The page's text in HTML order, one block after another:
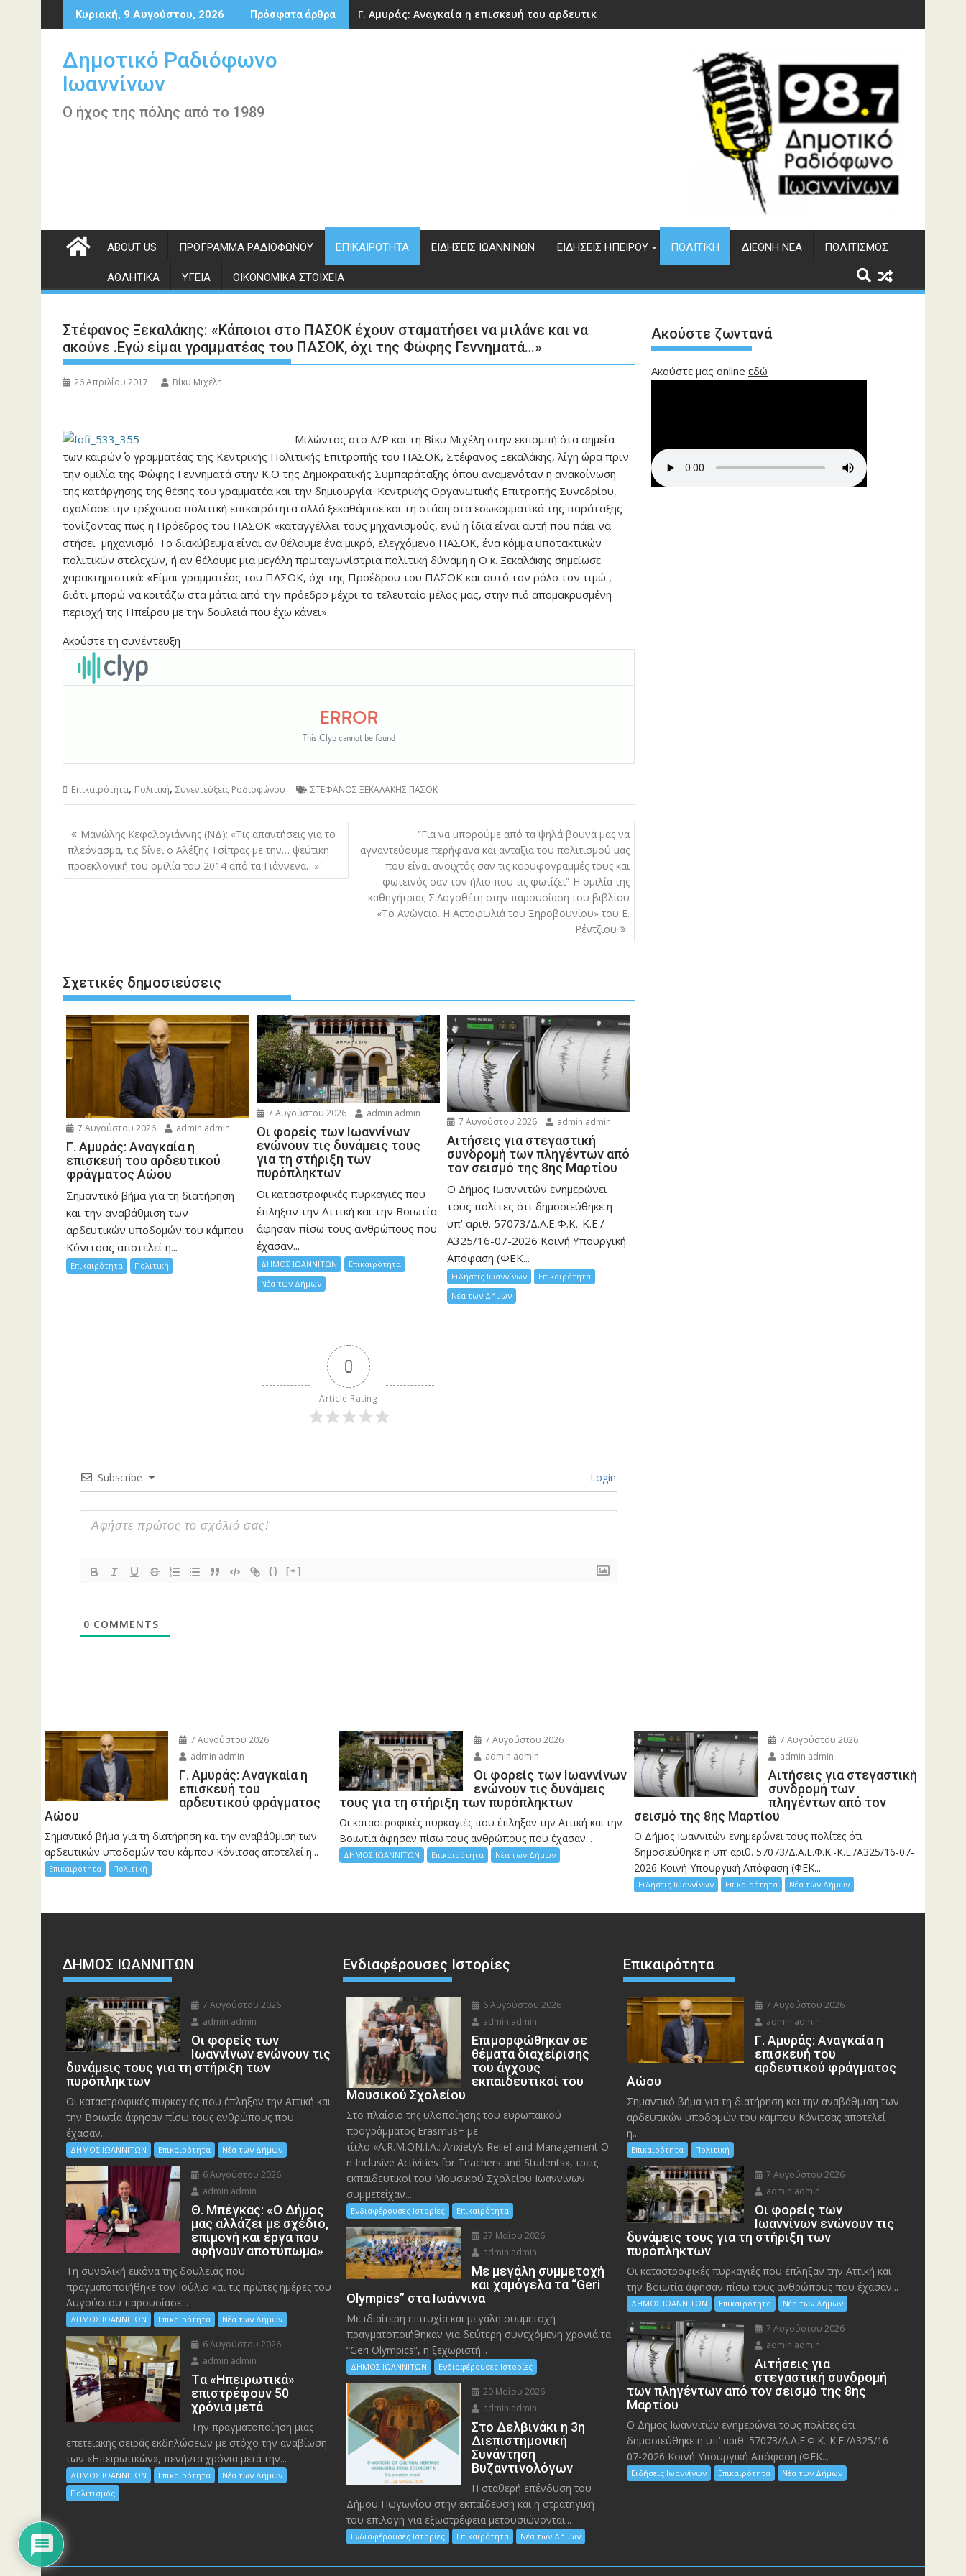
Περάστε
στο
Κυριακή, 9 Αυγούστου, 2026 Πρόσφατα άρθρα Γ. Αμυράς: Αναγκαία η επισκευή του αρδευτικού φράγματος Αώου
Δημοτικό Ραδιόφωνο
Ιωαννίνων
Ο ήχος της πόλης από το 1989
ABOUT US ΠΡΌΓΡΑΜΜΑ ΡΑΔΙΟΦΏΝΟΥ ΕΠΙΚΑΙΡΌΤΗΤΑ ΕΙΔΉΣΕΙΣ ΙΩΑΝΝΊΝΩΝ ΕΙΔΉΣΕΙΣ ΗΠΕΊΡΟΥ ΠΟΛΙΤΙΚΉ ΔΙΕΘΝΉ ΝΈΑ ΠΟΛΙΤΙΣΜΌΣ
ΑΘΛΗΤΙΚΆ ΥΓΕΊΑ ΟΙΚΟΝΟΜΙΚΆ ΣΤΟΙΧΕΊΑ
Στέφανος Ξεκαλάκης: «Κάποιοι στο ΠΑΣΟΚ έχουν σταματήσει να μιλάνε και να
ακούνε .Εγώ είμαι γραμματέας του ΠΑΣΟΚ, όχι της Φώφης Γεννηματά…»
26 Απριλίου 2017 Βίκυ Μιχέλη
Μιλώντας στο Δ/Ρ και τη Βίκυ Μιχέλη στην εκπομπή ΄΄στα σημεία
των καιρών΄΄ ο γραμματέας της Κεντρικής Πολιτικής Επιτροπής του ΠΑΣΟΚ, Στέφανος Ξεκαλάκης, λίγη ώρα πριν
την ομιλία της Φώφης Γεννηματά στην Κ.Ο της Δημοκρατικής Συμπαράταξης όπου αναμενόταν η ανακοίνωση
της κατάργησης της θέσης του γραμματέα και την δημιουργία Κεντρικής Οργανωτικής Επιτροπής Συνεδρίου,
σχολίασε την τρέχουσα πολιτική επικαιρότητα αλλά ξεκαθάρισε και τη στάση στα εσωκομματικά της παράταξης
τονίζοντας πως η Πρόεδρος του ΠΑΣΟΚ «καταγγέλλει τους μηχανισμούς, ενώ η ίδια είναι αυτή που πάει να
στήσει μηχανισμό. Το διακύβευμα είναι αν θέλουμε ένα μικρό, ελεγχόμενο ΠΑΣΟΚ, ένα κόμμα υποτακτικών
πολιτικών στελεχών, ή αν θέλουμε μια μεγάλη πρωταγωνίστρια πολιτική δύναμη.η Ο κ. Ξεκαλάκης σημείωσε
χαρακτηριστικά: «Είμαι γραμματέας του ΠΑΣΟΚ, όχι της Προέδρου του ΠΑΣΟΚ και αυτό τον ρόλο τον τιμώ ,
διότι μπορώ να κοιτάζω στα μάτια από την πρόεδρο μέχρι το τελευταίο μέλος μας, στην πιό απομακρυσμένη
περιοχή της Ηπείρου με την δουλειά που έχω κάνει».
Ακούστε τη συνέντευξη
Επικαιρότητα, Πολιτική, Συνεντεύξεις Ραδιοφώνου ΣΤΕΦΑΝΟΣ ΞΕΚΑΛΑΚΗΣ ΠΑΣΟΚ
Πλοήγηση
άρθρων
Μανώλης Κεφαλογιάννης (ΝΔ): «Τις απαντήσεις για το
πλεόνασμα, τις δίνει ο Αλέξης Τσίπρας με την… ψεύτικη
προεκλογική του ομιλία του 2014 από τα Γιάννενα…»
“Για να μπορούμε από τα ψηλά βουνά μας να
αγναντεύουμε περήφανα και αντάξια του πολιτισμού μας
που είναι ανοιχτός σαν τις κορυφογραμμές τους και
φωτεινός σαν τον ήλιο που τις φωτίζει”-Η ομιλία της
καθηγήτριας Σ.Λογοθέτη στην παρουσίαση του βιβλίου
«Το Ανώγειο. Η Αετοφωλιά του Ξηροβουνίου» του Ε.
Ρέντζιου
Σχετικές δημοσιεύσεις
7 Αυγούστου 2026 admin admin
Γ. Αμυράς: Αναγκαία η
επισκευή του αρδευτικού
φράγματος Αώου
Σημαντικό βήμα για τη διατήρηση
και την αναβάθμιση των
αρδευτικών υποδομών του κάμπου
Κόνιτσας αποτελεί η...
Επικαιρότητα Πολιτική
7 Αυγούστου 2026 admin admin
Οι φορείς των Ιωαννίνων
ενώνουν τις δυνάμεις τους
για τη στήριξη των
πυρόπληκτων
Οι καταστροφικές πυρκαγιές που
έπληξαν την Αττική και την Bοιωτία
άφησαν πίσω τους ανθρώπους που
έχασαν...
ΔΗΜΟΣ ΙΩΑΝΝΙΤΩΝ
Επικαιρότητα
Νέα των Δήμων
7 Αυγούστου 2026 admin admin
Αιτήσεις για στεγαστική
συνδρομή των πληγέντων από
τον σεισμό της 8ης Μαρτίου
Ο Δήμος Ιωαννιτών ενημερώνει
τους πολίτες ότι δημοσιεύθηκε η
υπ’ αριθ. 57073/Δ.Α.Ε.Φ.Κ.-Κ.Ε./
Α325/16-07-2026 Κοινή Υπουργική
Απόφαση (ΦΕΚ...
Ειδήσεις Ιωαννίνων
Επικαιρότητα
Νέα των Δήμων
0
Article Rating
Subscribe Login
{} [+]
0 COMMENTS
Ακούστε ζωντανά
Ακούστε μας online εδώ
7 Αυγούστου 2026
admin admin
Γ. Αμυράς: Αναγκαία η
επισκευή του
αρδευτικού φράγματος
Αώου
Σημαντικό βήμα για τη διατήρηση και την αναβάθμιση των
αρδευτικών υποδομών του κάμπου Κόνιτσας αποτελεί η...
Επικαιρότητα Πολιτική
7 Αυγούστου 2026
admin admin
Οι φορείς των Ιωαννίνων
ενώνουν τις δυνάμεις
τους για τη στήριξη των πυρόπληκτων
Οι καταστροφικές πυρκαγιές που έπληξαν την Αττική και την
Bοιωτία άφησαν πίσω τους ανθρώπους που έχασαν...
ΔΗΜΟΣ ΙΩΑΝΝΙΤΩΝ Επικαιρότητα Νέα των Δήμων
7 Αυγούστου 2026
admin admin
Αιτήσεις για στεγαστική
συνδρομή των
πληγέντων από τον
σεισμό της 8ης Μαρτίου
Ο Δήμος Ιωαννιτών ενημερώνει τους πολίτες ότι
δημοσιεύθηκε η υπ’ αριθ. 57073/Δ.Α.Ε.Φ.Κ.-Κ.Ε./Α325/16-07-
2026 Κοινή Υπουργική Απόφαση (ΦΕΚ...
Ειδήσεις Ιωαννίνων Επικαιρότητα Νέα των Δήμων
ΔΗΜΟΣ ΙΩΑΝΝΙΤΩΝ
7 Αυγούστου 2026
admin admin
Οι φορείς των
Ιωαννίνων ενώνουν τις
δυνάμεις τους για τη στήριξη των
πυρόπληκτων
Οι καταστροφικές πυρκαγιές που έπληξαν την Αττική και
την Bοιωτία άφησαν πίσω τους ανθρώπους που
έχασαν...
ΔΗΜΟΣ ΙΩΑΝΝΙΤΩΝ Επικαιρότητα Νέα των Δήμων
6 Αυγούστου 2026
admin admin
Θ. Μπέγκας: «Ο Δήμος
μας αλλάζει με σχέδιο,
επιμονή και έργα που
αφήνουν αποτύπωμα»
Τη συνολική εικόνα της δουλειάς που
πραγματοποιήθηκε τον Ιούλιο και τις πρώτες ημέρες του
Αυγούστου παρουσίασε...
ΔΗΜΟΣ ΙΩΑΝΝΙΤΩΝ Επικαιρότητα Νέα των Δήμων
6 Αυγούστου 2026
admin admin
Tα «Ηπειρωτικά»
επιστρέφουν 50
χρόνια μετά
Την πραγματοποίηση μιας
επετειακής σειράς εκδηλώσεων με στόχο την αναβίωση
των «Ηπειρωτικών», πενήντα χρόνια μετά την...
ΔΗΜΟΣ ΙΩΑΝΝΙΤΩΝ Επικαιρότητα
Νέα των Δήμων
Πολιτισμός
Ενδιαφέρουσες Ιστορίες
6 Αυγούστου 2026
admin admin
Eπιμορφώθηκαν σε
θέματα διαχείρισης
του άγχους
εκπαιδευτικοί του
Μουσικού Σχολείου
Στο πλαίσιο της υλοποίησης του ευρωπαϊκού
προγράμματος Erasmus+ με
τίτλο «A.R.M.ON.I.A.: Anxiety’s Relief and Management O
n Inclusive Activities for Teachers and Students», τρεις
εκπαιδευτικοί του Μουσικού Σχολείου Ιωαννίνων
συμμετείχαν...
Ενδιαφέρουσες Ιστορίες Επικαιρότητα
27 Μαΐου 2026
admin admin
Με μεγάλη συμμετοχή
και χαμόγελα τα “Geri
Olympics” στα Ιωάννινα
Με ιδιαίτερη επιτυχία και μεγάλη συμμετοχή
πραγματοποιήθηκαν για δεύτερη συνεχόμενη χρονιά τα
“Geri Olympics”, η ξεχωριστή...
ΔΗΜΟΣ ΙΩΑΝΝΙΤΩΝ Ενδιαφέρουσες Ιστορίες
20 Μαΐου 2026
admin admin
Στο Δελβινάκι η 3η
Διεπιστημονική
Συνάντηση
Βυζαντινολόγων
Η σταθερή επένδυση του
Δήμου Πωγωνίου στην εκπαίδευση και η στρατηγική
του επιλογή για εξωστρέφεια μετουσιώνονται...
Ενδιαφέρουσες Ιστορίες Επικαιρότητα Νέα των Δήμων
Επικαιρότητα
7 Αυγούστου 2026
admin admin
Γ. Αμυράς: Αναγκαία η
επισκευή του
αρδευτικού φράγματος
Αώου
Σημαντικό βήμα για τη διατήρηση και την αναβάθμιση των
αρδευτικών υποδομών του κάμπου Κόνιτσας αποτελεί
η...
Επικαιρότητα Πολιτική
7 Αυγούστου 2026
admin admin
Οι φορείς των
Ιωαννίνων ενώνουν τις
δυνάμεις τους για τη στήριξη των
πυρόπληκτων
Οι καταστροφικές πυρκαγιές που έπληξαν την Αττική και
την Bοιωτία άφησαν πίσω τους ανθρώπους που έχασαν...
ΔΗΜΟΣ ΙΩΑΝΝΙΤΩΝ Επικαιρότητα Νέα των Δήμων
7 Αυγούστου 2026
admin admin
Αιτήσεις για
στεγαστική συνδρομή
των πληγέντων από τον σεισμό της 8ης
Μαρτίου
Ο Δήμος Ιωαννιτών ενημερώνει τους πολίτες ότι
δημοσιεύθηκε η υπ’ αριθ. 57073/Δ.Α.Ε.Φ.Κ.-Κ.Ε./Α325/16-
07-2026 Κοινή Υπουργική Απόφαση (ΦΕΚ...
Ειδήσεις Ιωαννίνων Επικαιρότητα Νέα των Δήμων